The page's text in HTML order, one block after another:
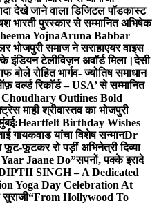
देखे जाने वाला डिजिटल पॉडकास्ट
भारती पुरस्कार से सम्मानित अभिषेक
YojnaAruna Babbar
भोजपुरी समाज ने सराहाएयर वाइस
इंडियन टेलीविज़न अवॉर्ड मिला।देसी
रोहित भार्गव- ज्योतिष समाधान
रिकॉर्ड – USA’ से सम्मानित
Outlines Bold
माही श्रीवास्तव का भोजपुरी
Heartfelt Birthday Wishes
गायकवाड यांचा विशेष सन्मानDr
फूट-फूटकर रो पड़ीं अभिनेत्री दिव्या
Jaane Do”सपनों, पक्के इरादे
SINGH – A Dedicated
Yoga Day Celebration At
“From Hollywood To